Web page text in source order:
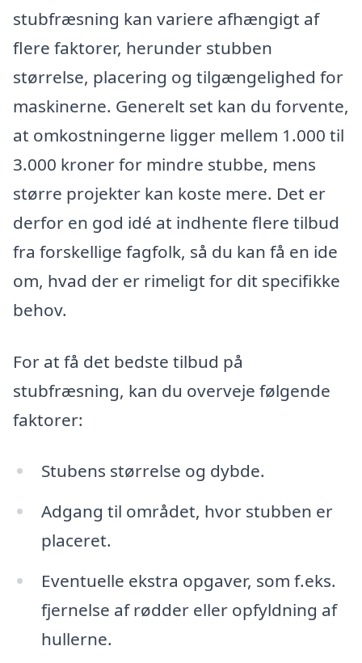
stubfræsning kan variere afhængigt af
flere faktorer, herunder stubben
størrelse, placering og tilgængelighed for
maskinerne. Generelt set kan du forvente,
at omkostningerne ligger mellem 1.000 til
3.000 kroner for mindre stubbe, mens
større projekter kan koste mere. Det er
derfor en god idé at indhente flere tilbud
fra forskellige fagfolk, så du kan få en ide
om, hvad der er rimeligt for dit specifikke
behov.
For at få det bedste tilbud på
stubfræsning, kan du overveje følgende
faktorer:
Stubens størrelse og dybde.
Adgang til området, hvor stubben er
placeret.
Eventuelle ekstra opgaver, som f.eks.
fjernelse af rødder eller opfyldning af
hullerne.